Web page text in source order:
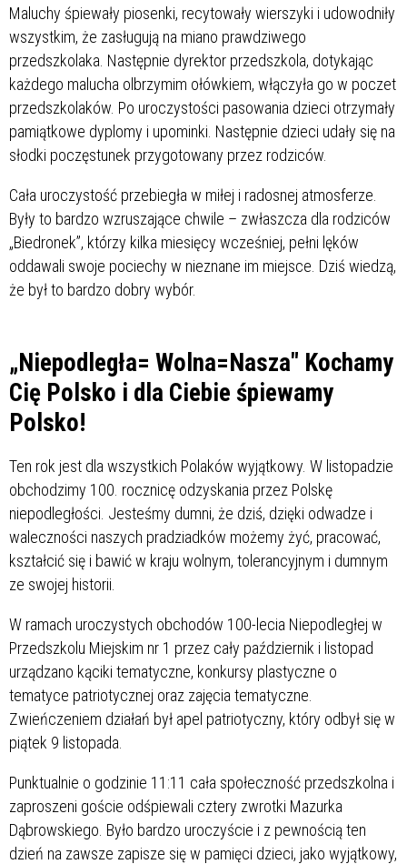
Maluchy śpiewały piosenki, recytowały wierszyki i udowodniły
wszystkim, że zasługują na miano prawdziwego
przedszkolaka. Następnie dyrektor przedszkola, dotykając
każdego malucha olbrzymim ołówkiem, włączyła go w poczet
przedszkolaków. Po uroczystości pasowania dzieci otrzymały
pamiątkowe dyplomy i upominki. Następnie dzieci udały się na
słodki poczęstunek przygotowany przez rodziców.
Cała uroczystość przebiegła w miłej i radosnej atmosferze.
Były to bardzo wzruszające chwile – zwłaszcza dla rodziców
„Biedronek”, którzy kilka miesięcy wcześniej, pełni lęków
oddawali swoje pociechy w nieznane im miejsce. Dziś wiedzą,
że był to bardzo dobry wybór.
„Niepodległa= Wolna=Nasza" Kochamy
Cię Polsko i dla Ciebie śpiewamy
Polsko!
Ten rok jest dla wszystkich Polaków wyjątkowy. W listopadzie
obchodzimy 100. rocznicę odzyskania przez Polskę
niepodległości. Jesteśmy dumni, że dziś, dzięki odwadze i
waleczności naszych pradziadków możemy żyć, pracować,
kształcić się i bawić w kraju wolnym, tolerancyjnym i dumnym
ze swojej historii.
W ramach uroczystych obchodów 100-lecia Niepodległej w
Przedszkolu Miejskim nr 1 przez cały październik i listopad
urządzano kąciki tematyczne, konkursy plastyczne o
tematyce patriotycznej oraz zajęcia tematyczne.
Zwieńczeniem działań był apel patriotyczny, który odbył się w
piątek 9 listopada.
Punktualnie o godzinie 11:11 cała społeczność przedszkolna i
zaproszeni goście odśpiewali cztery zwrotki Mazurka
Dąbrowskiego. Było bardzo uroczyście i z pewnością ten
dzień na zawsze zapisze się w pamięci dzieci, jako wyjątkowy,